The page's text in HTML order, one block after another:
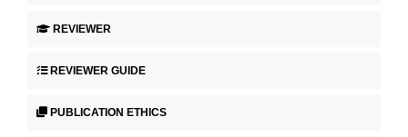
REVIEWER
REVIEWER GUIDE
PUBLICATION ETHICS